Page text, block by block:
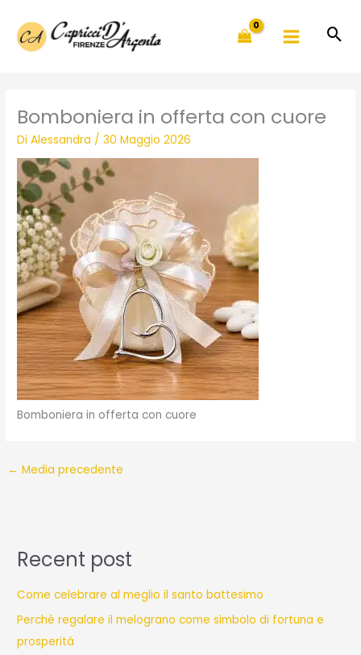
contenuto
Bomboniera in offerta con cuore
DiAlessandra /30 Maggio 2026
Bomboniera in offerta con cuore
← Media precedente
Recent post
Come celebrare al meglio il santo battesimo
Perché regalare il melograno come simbolo di fortuna e
prosperità